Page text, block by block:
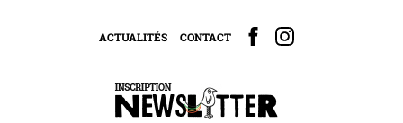
ACTUALITÉS CONTACT